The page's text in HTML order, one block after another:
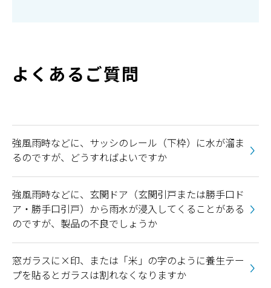
よくあるご質問
強風雨時などに、サッシのレール（下枠）に水が溜ま
るのですが、どうすればよいですか
強風雨時などに、玄関ドア（玄関引戸または勝手口ド
ア・勝手口引戸）から雨水が浸入してくることがある
のですが、製品の不良でしょうか
窓ガラスに×印、または「米」の字のように養生テー
プを貼るとガラスは割れなくなりますか